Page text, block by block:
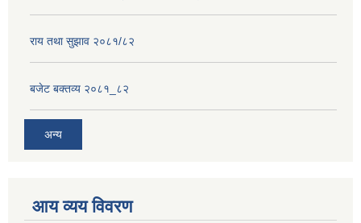
राय तथा सुझाव २०८१/८२
बजेट बक्तव्य २०८१_८२
अन्य
आय व्यय विवरण